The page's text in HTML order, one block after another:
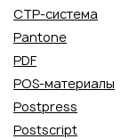
CTP-система
Pantone
PDF
POS-материалы
Postpress
Postscript